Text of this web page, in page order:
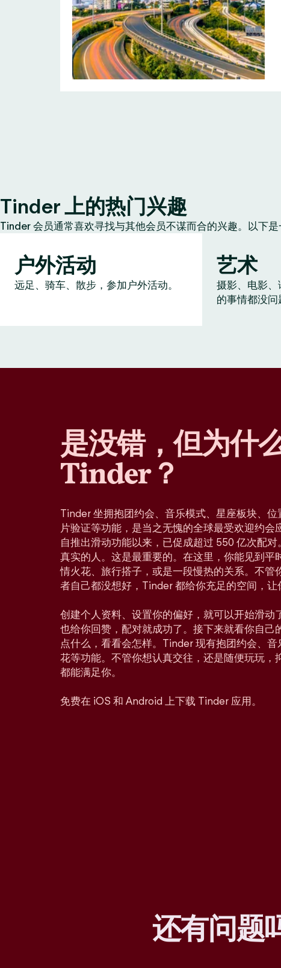
Tinder 上的热门兴趣
Tinder 会员通常喜欢寻找与其他会员不谋而合的兴趣。以下是
户外活动
远足、骑车、散步，参加户外活动。
艺术
摄影、电影
的事情都没问
是没错，但为什
Tinder？
Tinder 坐拥抱团约会、音乐模式、星座板块、位
片验证等功能，是当之无愧的全球最受欢迎约会
自推出滑动功能以来，已促成超过 550 亿次配
真实的人。这是最重要的。在这里，你能见到平
情火花、旅行搭子，或是一段慢热的关系。不管
者自己都没想好，Tinder 都给你充足的空间，让
创建个人资料、设置你的偏好，就可以开始滑动
也给你回赞，配对就成功了。接下来就看你自己
点什么，看看会怎样。Tinder 现有抱团约会、音
花等功能。不管你想认真交往，还是随便玩玩，
都能满足你。
免费在 iOS 和 Android 上下载 Tinder 应用。
还有问题